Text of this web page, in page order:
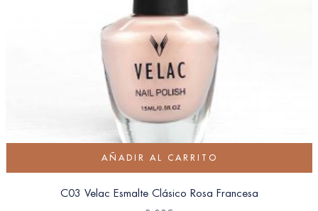
AÑADIR AL CARRITO
C03 Velac Esmalte Clásico Rosa Francesa